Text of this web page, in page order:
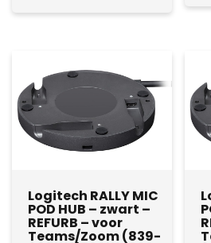
Logitech RALLY MIC
POD HUB – zwart –
REFURB – voor
Teams/Zoom (839-